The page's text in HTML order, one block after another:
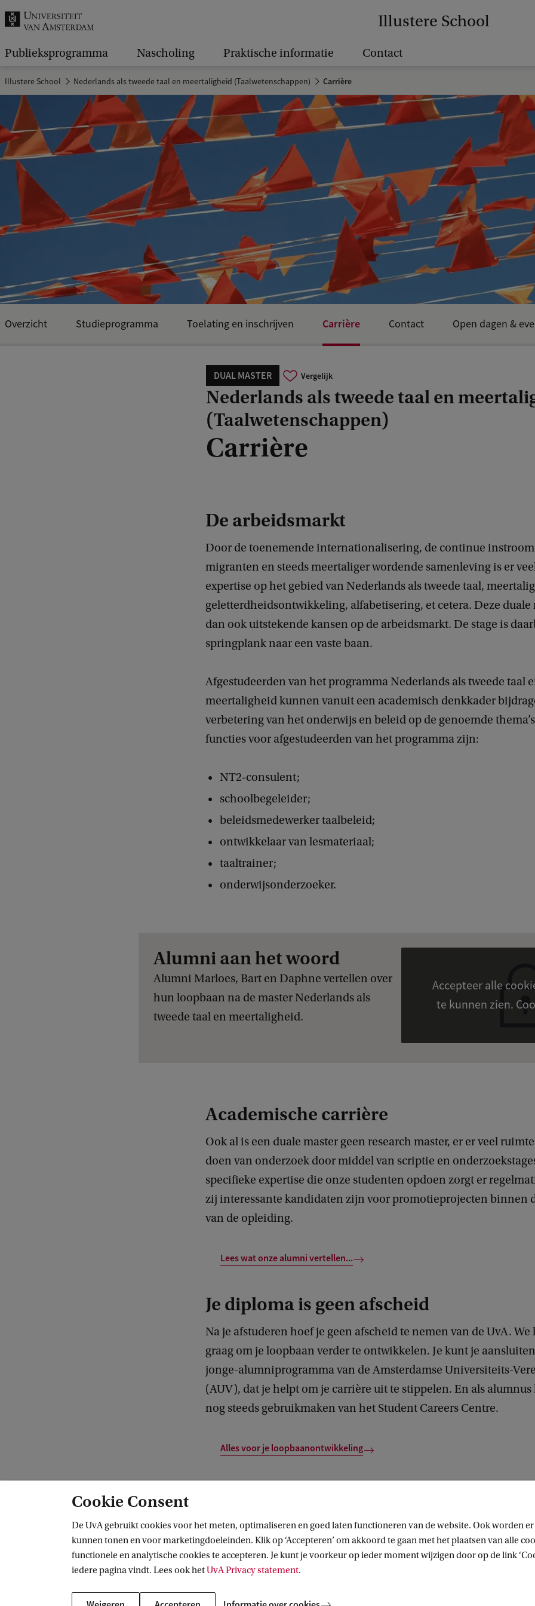
Illustere School
.
Publieksprogramma Nascholing Praktische informatie Contact
Illustere School Nederlands als tweede taal en meertaligheid (Taalwetenschappen) Carrière
DUAL MASTER Vergelijk
Nederlands als tweede taal en
(Taalwetenschappen)
Carrière
Overzicht Studieprogramma Toelating en inschrijven Carrière Contact Open dagen &
De arbeidsmarkt
Door de toenemende internationalisering, de continue
migranten en steeds meertaliger wordende samenleving is er
expertise op het gebied van Nederlands als tweede taal,
geletterdheidsontwikkeling, alfabetisering, et cetera. Deze duale
dan ook uitstekende kansen op de arbeidsmarkt. De stage is
springplank naar een vaste baan.
Afgestudeerden van het programma Nederlands als tweede taal
meertaligheid kunnen vanuit een academisch denkkader
verbetering van het onderwijs en beleid op de genoemde
functies voor afgestudeerden van het programma zijn:
NT2-consulent;
schoolbegeleider;
beleidsmedewerker taalbeleid;
ontwikkelaar van lesmateriaal;
taaltrainer;
onderwijsonderzoeker.
Accepteer alle
te
Alumni aan het woord
Alumni Marloes, Bart en Daphne vertellen over
hun loopbaan na de master Nederlands als
tweede taal en meertaligheid.
Academische carrière
Ook al is een duale master geen research master, er er veel
doen van onderzoek door middel van scriptie en
specifieke expertise die onze studenten opdoen zorgt er
zij interessante kandidaten zijn voor promotieprojecten binnen
van de opleiding.
Lees wat onze alumni vertellen...
Je diploma is geen afscheid
Na je afstuderen hoef je geen afscheid te nemen van de UvA. We
graag om je loopbaan verder te ontwikkelen. Je kunt je
jonge-alumniprogramma van de Amsterdamse Universiteits-
(AUV), dat je helpt om je carrière uit te stippelen. En als alumnus
nog steeds gebruikmaken van het Student Careers Centre.
Alles voor je loopbaanontwikkeling
Nederlands als tweede taal en meertaligheid (Taalwetenschappen)
Illustere School
Cookie Consent
De UvA gebruikt cookies voor het meten, optimaliseren en goed laten functioneren van de website. Ook worden
kunnen tonen en voor marketingdoeleinden. Klik op ‘Accepteren’ om akkoord te gaan met het plaatsen van alle
functionele en analytische cookies te accepteren. Je kunt je voorkeur op ieder moment wijzigen door op de link
iedere pagina vindt. Lees ook hetUvA Privacy statement.